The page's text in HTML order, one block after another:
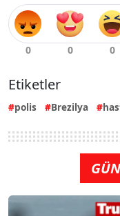
Etiketler
polis Brezilya